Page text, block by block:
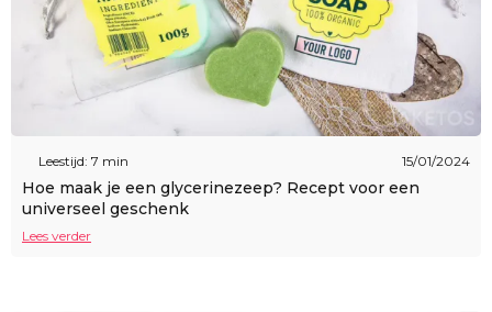
Leestijd: 7 min 15/01/2024
Hoe maak je een glycerinezeep? Recept voor een
universeel geschenk
Lees verder